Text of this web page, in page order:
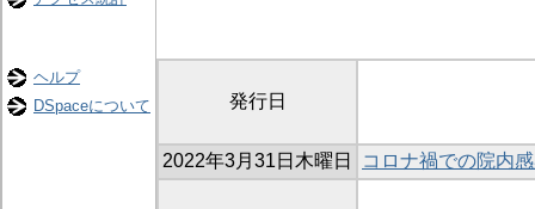
ヘルプ
DSpaceについて
発行日
2022年3月31日木曜日 コロナ禍での院内